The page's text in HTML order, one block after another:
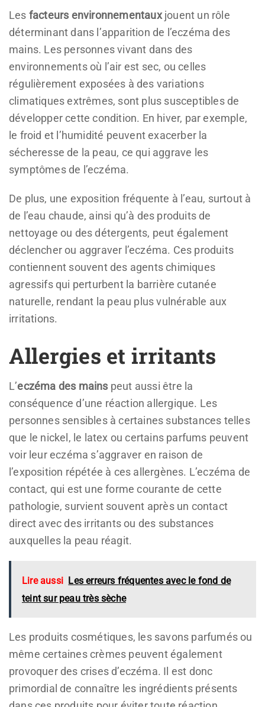
Les facteurs environnementauxjouent un rôle
déterminant dans l’apparition de l’eczéma des
mains. Les personnes vivant dans des
environnements où l’air est sec, ou celles
régulièrement exposées à des variations
climatiques extrêmes, sont plus susceptibles de
développer cette condition. En hiver, par exemple,
le froid et l’humidité peuvent exacerber la
sécheresse de la peau, ce qui aggrave les
symptômes de l’eczéma.
De plus, une exposition fréquente à l’eau, surtout à
de l’eau chaude, ainsi qu’à des produits de
nettoyage ou des détergents, peut également
déclencher ou aggraver l’eczéma. Ces produits
contiennent souvent des agents chimiques
agressifs qui perturbent la barrière cutanée
naturelle, rendant la peau plus vulnérable aux
irritations.
Allergies et irritants
L’eczéma des mains peut aussi être la
conséquence d’une réaction allergique. Les
personnes sensibles à certaines substances telles
que le nickel, le latex ou certains parfums peuvent
voir leur eczéma s’aggraver en raison de
l’exposition répétée à ces allergènes. L’eczéma de
contact, qui est une forme courante de cette
pathologie, survient souvent après un contact
direct avec des irritants ou des substances
auxquelles la peau réagit.
Lire aussi Les erreurs fréquentes avec le fond de
teint sur peau très sèche
Les produits cosmétiques, les savons parfumés ou
même certaines crèmes peuvent également
provoquer des crises d’eczéma. Il est donc
primordial de connaître les ingrédients présents